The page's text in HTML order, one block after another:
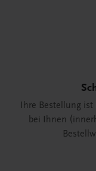
Ihre Bestellung ist
bei Ihnen